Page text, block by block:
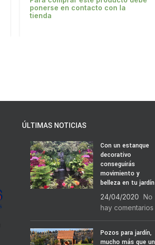
ponerse en contacto con la
tienda
ÚLTIMAS NOTICIAS
Con un estanque
decorativo
conseguirás
movimiento y
belleza en tu jardín
24/04/2020 No
hay comentarios
Pozos para jardín,
mucho más que un